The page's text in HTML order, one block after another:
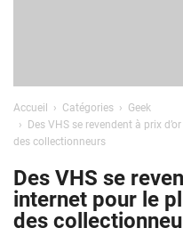
Accueil Catégories
Geek
Des VHS se revendent à prix
des collectionneurs
Des VHS se
internet pour le
des